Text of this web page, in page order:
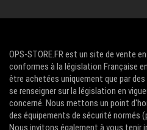
OPS-STORE.FR est un site de vente
conformes à la législation Française
être achetées uniquement que par
se renseigner sur la législation en
concerné. Nous mettons un point
des équipements de sécurité
Nous invitons également à vous tenir